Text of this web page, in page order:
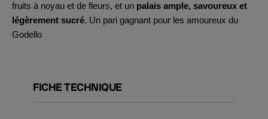
fruits à noyau et de fleurs, et un palais ample, savoureux et
légèrement sucré. Un pari gagnant pour les amoureux du
Godello
FICHE TECHNIQUE